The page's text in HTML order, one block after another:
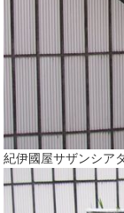
紀伊國屋サザンシア